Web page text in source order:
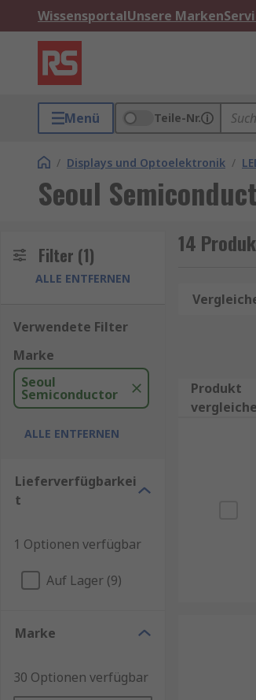
WissensportalUnsere Marken
Menü Teile-Nr.
/ Displays und Optoelektronik /
Seoul
Filter (1)
ALLE ENTFERNEN
Verwendete Filter
Marke
Seoul
Semiconductor
ALLE ENTFERNEN
Lieferverfügbarkei
t
1 Optionen verfügbar
Auf Lager (9)
Marke
30 Optionen verfügbar
14
Produkt